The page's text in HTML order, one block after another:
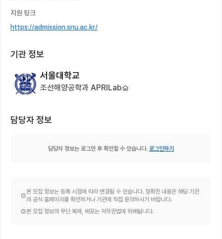
지원 링크
https://admission.snu.ac.kr/
기관 정보
서울대학교
조선해양공학과 APRILab
담당자 정보
담당자 정보는 로그인 후 확인할 수 있습니다. 로그인하기
본 모집 정보는 등록 시점에 따라 변경될 수 있습니다. 정확한 내용은 해당 기관
의 공식 홈페이지를 확인하거나 기관에 직접 문의하시기 바랍니다.
본 모집 정보의 무단 복제, 배포는 저작권법에 위배됩니다.